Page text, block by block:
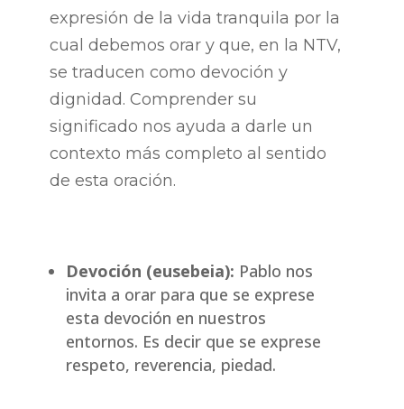
expresión de la vida tranquila por la
cual debemos orar y que, en la NTV,
se traducen como devoción y
dignidad. Comprender su
significado nos ayuda a darle un
contexto más completo al sentido
de esta oración.
Devoción (eusebeia): Pablo nos
invita a orar para que se exprese
esta devoción en nuestros
entornos. Es decir que se exprese
respeto, reverencia, piedad.